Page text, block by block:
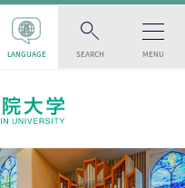
LANGUAGE SEARCH MENU